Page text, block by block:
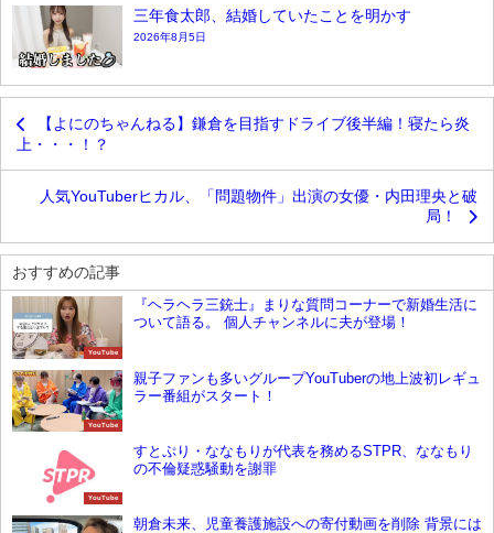
三年食太郎、結婚していたことを明かす
2026年8月5日
【よにのちゃんねる】鎌倉を目指すドライブ後半編！寝たら炎
上・・・！？
人気YouTuberヒカル、「問題物件」出演の女優・内田理央と破
局！
おすすめの記事
YouTube
『ヘラヘラ三銃士』まりな質問コーナーで新婚生活に
ついて語る。 個人チャンネルに夫が登場！
YouTube
親子ファンも多いグループYouTuberの地上波初レギュ
ラー番組がスタート！
YouTube
すとぷり・ななもりが代表を務めるSTPR、ななもり
の不倫疑惑騒動を謝罪
朝倉未来、児童養護施設への寄付動画を削除 背景には